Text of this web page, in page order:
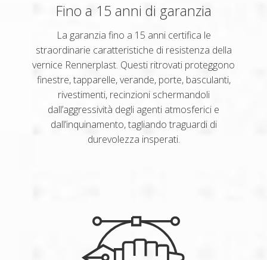
Fino a 15 anni di garanzia
La garanzia fino a 15 anni certifica le
straordinarie caratteristiche di resistenza della
vernice Rennerplast. Questi ritrovati proteggono
finestre, tapparelle, verande, porte, basculanti,
rivestimenti, recinzioni schermandoli
dall’aggressività degli agenti atmosferici e
dall’inquinamento, tagliando traguardi di
durevolezza insperati.